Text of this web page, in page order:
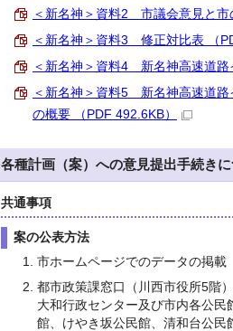
＜新名神＞資料2 市議会意見と市
＜新名神＞資料3 修正対比表 （
＜新名神＞資料4 新名神高速道路
＜新名神＞資料5 新名神高速道路
の概要 （PDF 492.6KB）
各種計画（案）への意見提出手続き
共通事項
案の公表方法
市ホームページでのデータの掲載
都市政策課窓口（川西市役所5階
大和行政センター及び市内各公
館、けやき坂公民館、清和台公